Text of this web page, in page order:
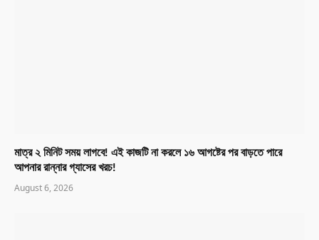
মাত্র ২ মিনিট সময় লাগবে! এই কাজটি না করলে ১৬ আগষ্টের পর বাড়তে পারে
আপনার রান্নার গ্যাসের খরচ!
August 6, 2026